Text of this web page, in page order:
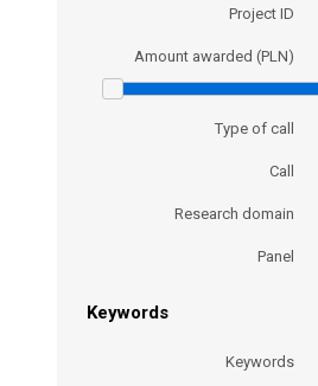
Project ID
Amount awarded (PLN)
Type of call
Call
Research domain
Panel
Keywords
Keywords